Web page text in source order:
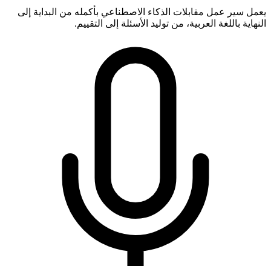
يعمل سير عمل مقابلات الذكاء الاصطناعي بأكمله من البداية إلى
النهاية باللغة العربية، من توليد الأسئلة إلى التقييم.